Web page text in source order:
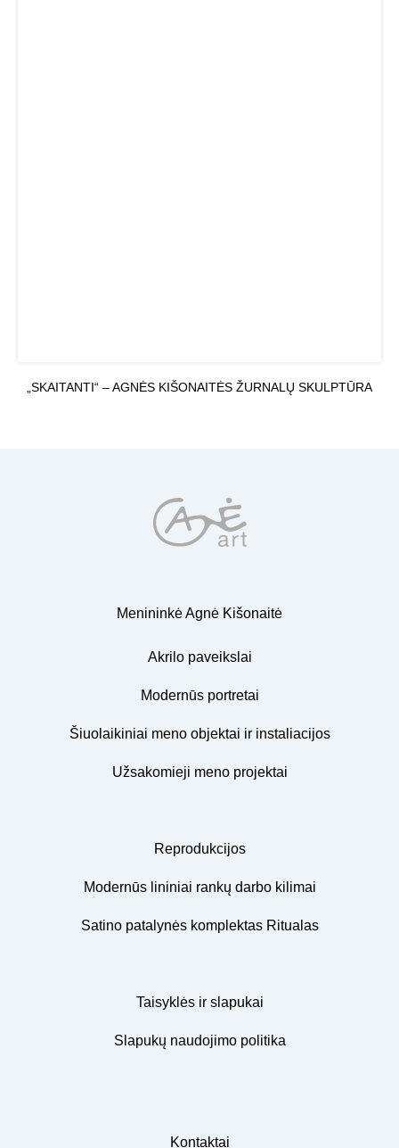
„SKAITANTI“ – AGNĖS KIŠONAITĖS ŽURNALŲ SKULPTŪRA
Menininkė Agnė Kišonaitė
Akrilo paveikslai
Modernūs portretai
Šiuolaikiniai meno objektai ir instaliacijos
Užsakomieji meno projektai
Reprodukcijos
Modernūs lininiai rankų darbo kilimai
Satino patalynės komplektas Ritualas
Taisyklės ir slapukai
Slapukų naudojimo politika
Kontaktai